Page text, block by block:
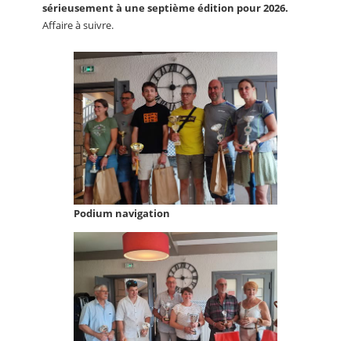
sérieusement à une septième édition pour 2026.
Affaire à suivre.
Podium navigation